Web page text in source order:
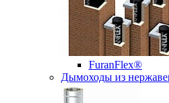
FuranFlex®
Дымоходы из